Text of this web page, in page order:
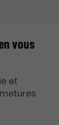
vous
et